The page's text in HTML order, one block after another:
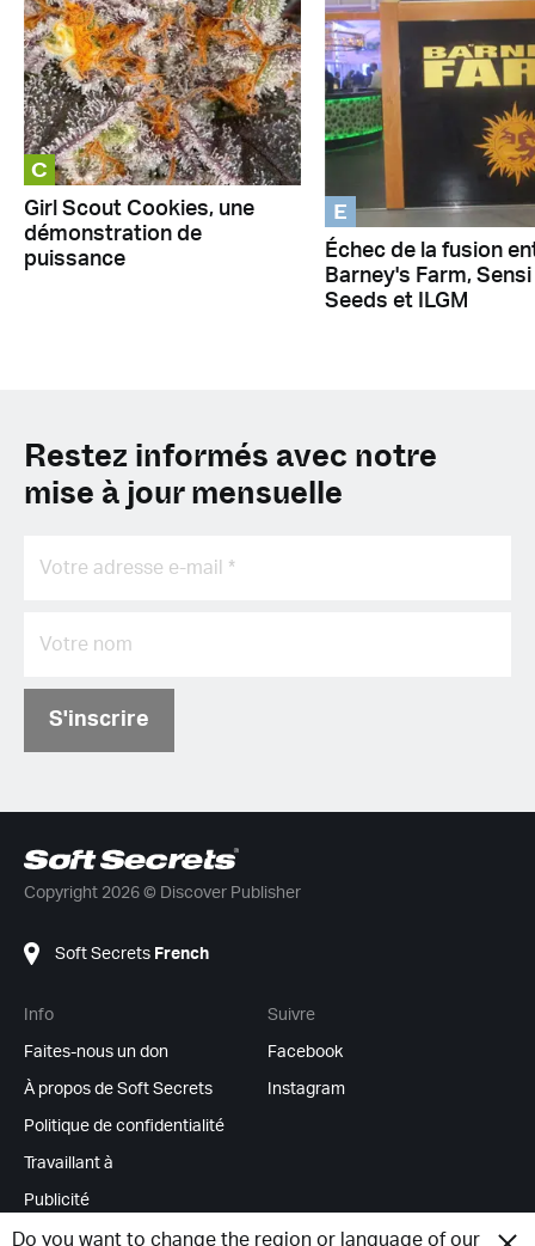
Do you want to change the region or language of our
C
Girl Scout Cookies, une
démonstration de
puissance
E
Échec de la fusion
Barney's Farm, Sensi
Seeds et ILGM
Restez informés avec notre
mise à jour mensuelle
S'inscrire
Copyright 2026 © Discover Publisher
Soft Secrets French
Info
Faites-nous un don
À propos de Soft Secrets
Politique de confidentialité
Travaillant à
Publicité
Flux RSS
Suivre
Facebook
Instagram